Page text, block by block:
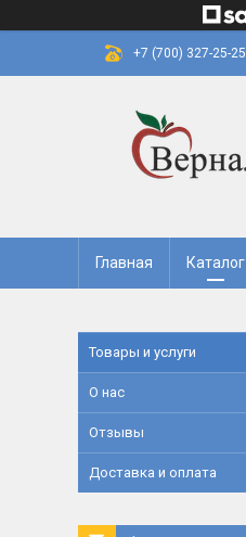
+7 (700) 327-25-25
Главная Каталог
Товары и услуги
О нас
Отзывы
Доставка и оплата